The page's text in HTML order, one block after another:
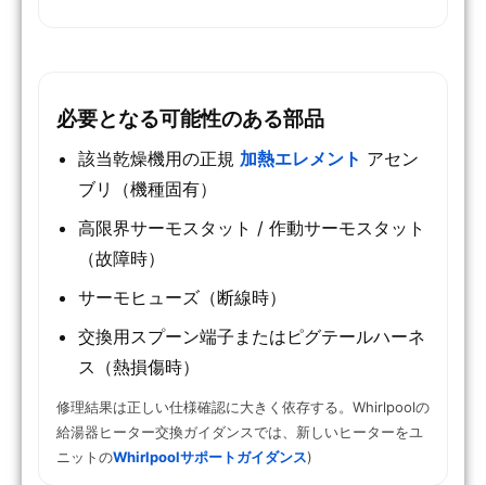
必要となる可能性のある部品
該当乾燥機用の正規 加熱エレメント アセン
ブリ（機種固有）
高限界サーモスタット / 作動サーモスタット
（故障時）
サーモヒューズ（断線時）
交換用スプーン端子またはピグテールハーネ
ス（熱損傷時）
修理結果は正しい仕様確認に大きく依存する。Whirlpoolの
給湯器ヒーター交換ガイダンスでは、新しいヒーターをユ
ニットのWhirlpoolサポートガイダンス)